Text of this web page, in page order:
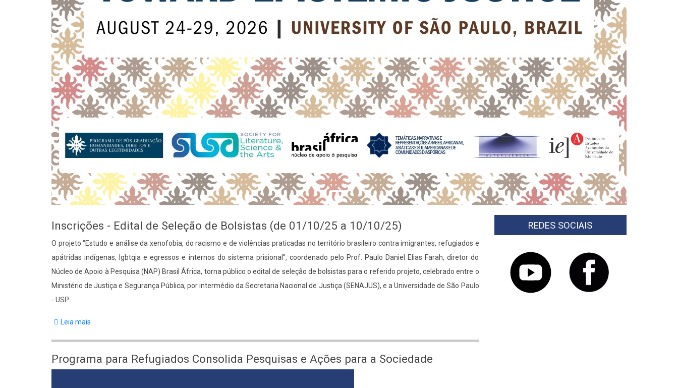
Next
Inscrições - Edital de Seleção de Bolsistas (de 01/10/25 a 10/10/25)
O projeto “Estudo e análise da xenofobia, do racismo e de violências praticadas no território brasileiro contra imigrantes, refugiados e
apátridas indígenas, lgbtqia e egressos e internos do sistema prisional”, coordenado pelo Prof. Paulo Daniel Elias Farah, diretor do
Núcleo de Apoio à Pesquisa (NAP) Brasil África, torna público o edital de seleção de bolsistas para o referido projeto, celebrado entre o
Ministério de Justiça e Segurança Pública, por intermédio da Secretaria Nacional de Justiça (SENAJUS), e a Universidade de São Paulo
- USP.
Leia mais
Edital
Programa para Refugiados Consolida Pesquisas e Ações para a Sociedade
REDES SOCIAIS